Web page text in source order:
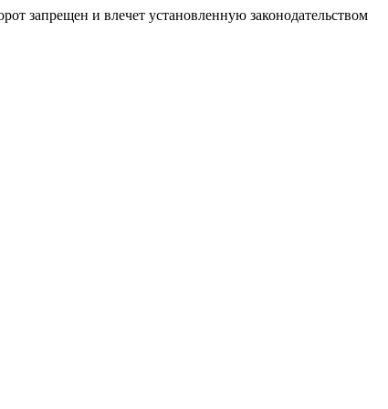
запрещен и влечет установленную законодательством